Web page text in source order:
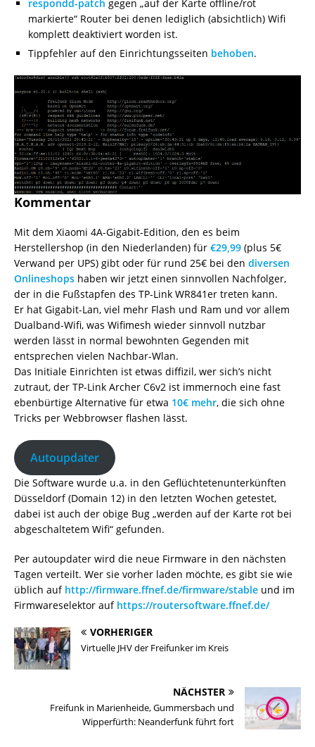
respondd-patch gegen „auf der Karte offline/rot
markierte“ Router bei denen lediglich (absichtlich) Wifi
komplett deaktiviert worden ist.
Tippfehler auf den Einrichtungsseiten behoben.
Kommentar
Mit dem Xiaomi 4A-Gigabit-Edition, den es beim
Herstellershop (in den Niederlanden) für €29,99 (plus 5€
Verwand per UPS) gibt oder für rund 25€ bei den diversen
Onlineshops haben wir jetzt einen sinnvollen Nachfolger,
der in die Fußstapfen des TP-Link WR841er treten kann.
Er hat Gigabit-Lan, viel mehr Flash und Ram und vor allem
Dualband-Wifi, was Wifimesh wieder sinnvoll nutzbar
werden lässt in normal bewohnten Gegenden mit
entsprechen vielen Nachbar-Wlan.
Das Initiale Einrichten ist etwas diffizil, wer sich’s nicht
zutraut, der TP-Link Archer C6v2 ist immernoch eine fast
ebenbürtige Alternative für etwa 10€ mehr, die sich ohne
Tricks per Webbrowser flashen lässt.
Autoupdater
Die Software wurde u.a. in den Geflüchtetenunterkünften
Düsseldorf (Domain 12) in den letzten Wochen getestet,
dabei ist auch der obige Bug „werden auf der Karte rot bei
abgeschaltetem Wifi“ gefunden.
Per autoupdater wird die neue Firmware in den nächsten
Tagen verteilt. Wer sie vorher laden möchte, es gibt sie wie
üblich auf http://firmware.ffnef.de/firmware/stable und im
Firmwareselektor auf https://routersoftware.ffnef.de/
VORHERIGER
Virtuelle JHV der Freifunker im Kreis
NÄCHSTER
Freifunk in Marienheide, Gummersbach und
Wipperfürth: Neanderfunk führt fort